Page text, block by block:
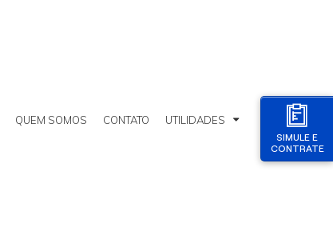
SIMULE E
CONTRATE
QUEM SOMOS CONTATO UTILIDADES